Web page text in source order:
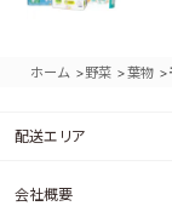
ホーム >野菜 >葉物 >
配送エリア
会社概要